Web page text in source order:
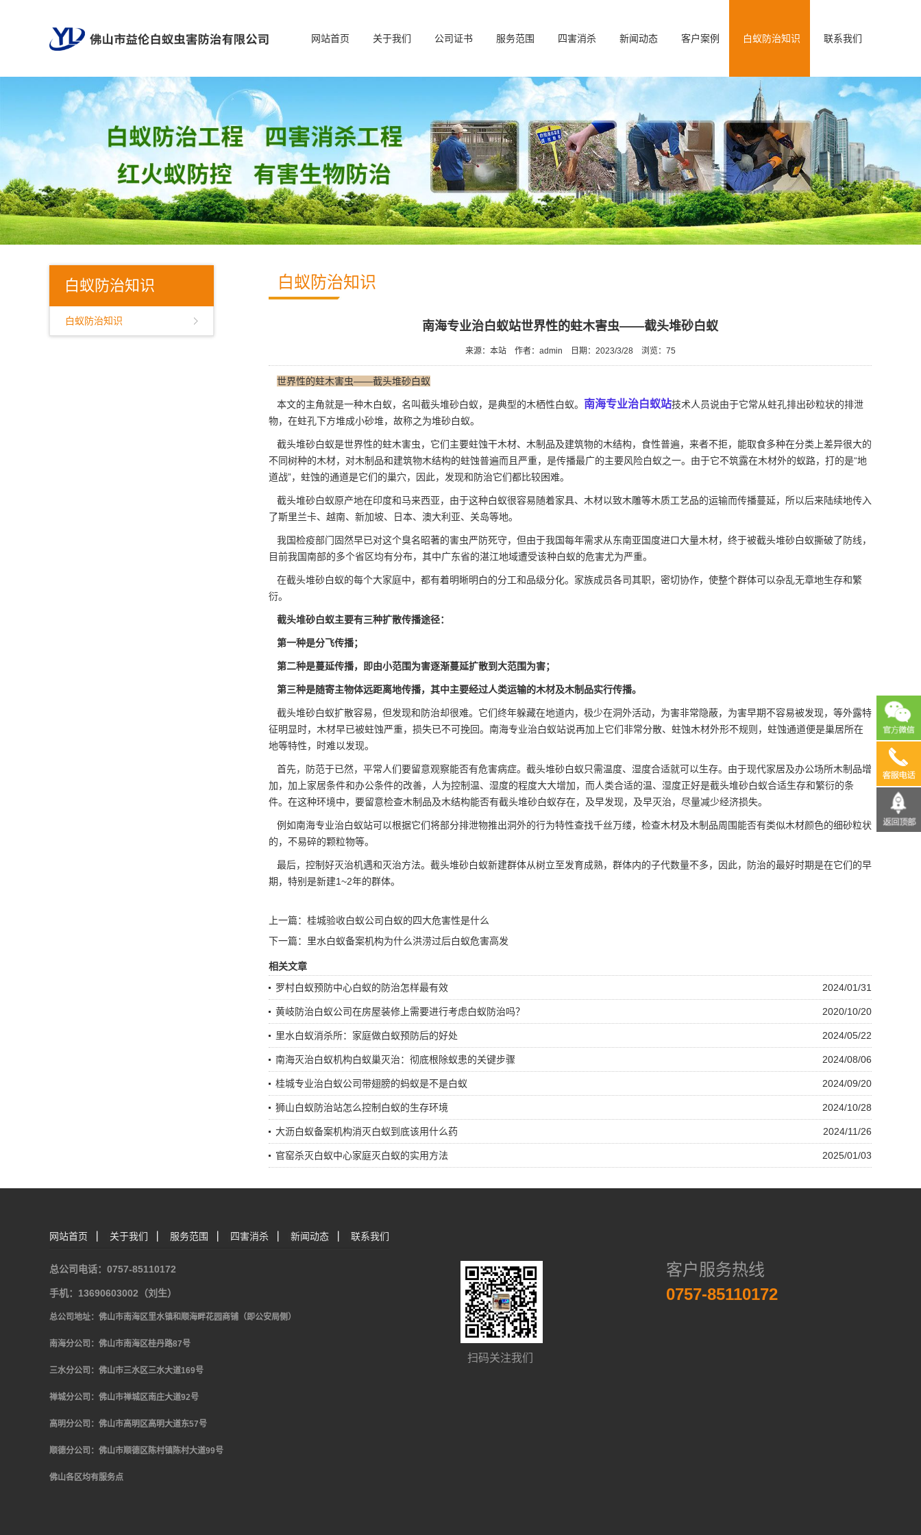
网站首页 关于我们 公司证书 服务范围 四害消杀 新闻动态 客户案例 白蚁防治知识 联系我们
白蚁防治知识
白蚁防治知识
白蚁防治知识
南海专业治白蚁站世界性的蛀木害虫——截头堆砂白蚁
来源：本站 作者：admin 日期：2023/3/28 浏览： 75
世界性的蛀木害虫——截头堆砂白蚁
本文的主角就是一种木白蚁，名叫截头堆砂白蚁，是典型的木栖性白蚁。 南海专业治白蚁站技术人员说由于它常从蛀孔排出砂粒状的排泄
物，在蛀孔下方堆成小砂堆，故称之为堆砂白蚁。
截头堆砂白蚁是世界性的蛀木害虫，它们主要蛀蚀干木材、木制品及建筑物的木结构，食性普遍，来者不拒，能取食多种在分类上差异很大的
不同树种的木材，对木制品和建筑物木结构的蛀蚀普遍而且严重，是传播最广的主要风险白蚁之一。由于它不筑露在木材外的蚁路，打的是“地
道战”，蛀蚀的通道是它们的巢穴，因此，发现和防治它们都比较困难。
截头堆砂白蚁原产地在印度和马来西亚，由于这种白蚁很容易随着家具、木材以致木雕等木质工艺品的运输而传播蔓延，所以后来陆续地传入
了斯里兰卡、越南、新加坡、日本、澳大利亚、关岛等地。
我国检疫部门固然早已对这个臭名昭著的害虫严防死守，但由于我国每年需求从东南亚国度进口大量木材，终于被截头堆砂白蚁撕破了防线，
目前我国南部的多个省区均有分布，其中广东省的湛江地域遭受该种白蚁的危害尤为严重。
在截头堆砂白蚁的每个大家庭中，都有着明晰明白的分工和品级分化。家族成员各司其职，密切协作，使整个群体可以杂乱无章地生存和繁
衍。
截头堆砂白蚁主要有三种扩散传播途径：
第一种是分飞传播；
第二种是蔓延传播，即由小范围为害逐渐蔓延扩散到大范围为害；
第三种是随寄主物体远距离地传播，其中主要经过人类运输的木材及木制品实行传播。
截头堆砂白蚁扩散容易，但发现和防治却很难。它们终年躲藏在地道内，极少在洞外活动，为害非常隐蔽，为害早期不容易被发现，等外露特
征明显时，木材早已被蛀蚀严重，损失已不可挽回。南海专业治白蚁站说再加上它们非常分散、蛀蚀木材外形不规则，蛀蚀通道便是巢居所在
地等特性，时难以发现。
首先，防范于已然，平常人们要留意观察能否有危害病症。截头堆砂白蚁只需温度、湿度合适就可以生存。由于现代家居及办公场所木制品增
加，加上家居条件和办公条件的改善，人为控制温、湿度的程度大大增加，而人类合适的温、湿度正好是截头堆砂白蚁合适生存和繁衍的条
件。在这种环境中，要留意检查木制品及木结构能否有截头堆砂白蚁存在，及早发现，及早灭治，尽量减少经济损失。
例如南海专业治白蚁站可以根据它们将部分排泄物推出洞外的行为特性查找千丝万缕，检查木材及木制品周围能否有类似木材颜色的细砂粒状
的，不易碎的颗粒物等。
最后，控制好灭治机遇和灭治方法。截头堆砂白蚁新建群体从树立至发育成熟，群体内的子代数量不多，因此，防治的最好时期是在它们的早
期，特别是新建1~2年的群体。
上一篇： 桂城验收白蚁公司白蚁的四大危害性是什么
下一篇： 里水白蚁备案机构为什么洪涝过后白蚁危害高发
相关文章
2024/01/31
罗村白蚁预防中心白蚁的防治怎样最有效
2020/10/20
黄岐防治白蚁公司在房屋装修上需要进行考虑白蚁防治吗？
2024/05/22
里水白蚁消杀所：家庭做白蚁预防后的好处
2024/08/06
南海灭治白蚁机构白蚁巢灭治：彻底根除蚁患的关键步骤
2024/09/20
桂城专业治白蚁公司带翅膀的蚂蚁是不是白蚁
2024/10/28
狮山白蚁防治站怎么控制白蚁的生存环境
2024/11/26
大沥白蚁备案机构消灭白蚁到底该用什么药
2025/01/03
官窑杀灭白蚁中心家庭灭白蚁的实用方法
网站首页 关于我们 服务范围 四害消杀 新闻动态 联系我们
总公司电话：0757-85110172
手机：13690603002（刘生）
总公司地址：佛山市南海区里水镇和顺海畔花园商铺（即公安局侧）
南海分公司：佛山市南海区桂丹路87号
三水分公司：佛山市三水区三水大道169号
禅城分公司：佛山市禅城区南庄大道92号
高明分公司：佛山市高明区高明大道东57号
顺德分公司：佛山市顺德区陈村镇陈村大道99号
佛山各区均有服务点
扫码关注我们
客户服务热线
0757-85110172